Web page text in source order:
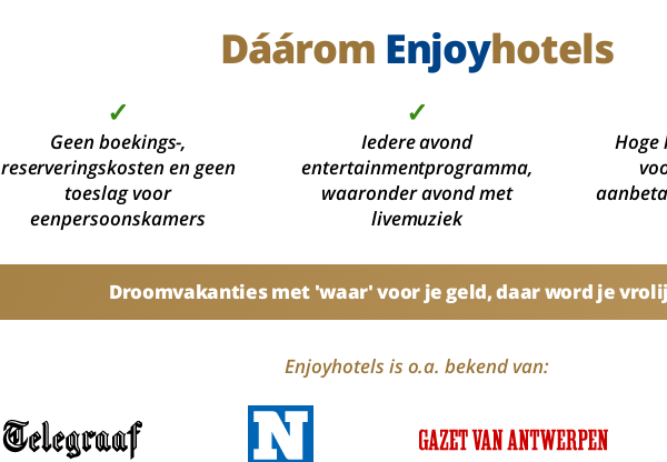
Dáárom Enjoyhotels
✓
Geen boekings-,
reserveringskosten en geen
toeslag voor
eenpersoonskamers
✓
Iedere avond
entertainmentprogramma,
waaronder avond met
livemuziek
Hoge
Droomvakanties met 'waar' voor je geld, daar word je
Enjoyhotels is o.a. bekend van: